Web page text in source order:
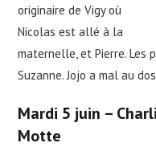
originaire de Vigy où
Nicolas est allé à la
maternelle, et Pierre. Les
Suzanne. Jojo a mal au
Mardi 5 juin –
Motte